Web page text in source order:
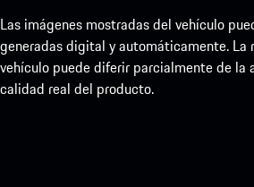
Las imágenes mostradas del vehículo
generadas digital y automáticamente. La
vehículo puede diferir parcialmente de la
calidad real del producto.